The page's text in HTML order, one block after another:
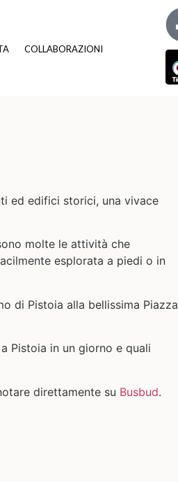
COLLABORAZIONI
ed edifici storici, una vivace
molte le attività che
esplorata a piedi o in
di Pistoia alla bellissima Piazza
Pistoia in un giorno e quali
direttamente su Busbud.